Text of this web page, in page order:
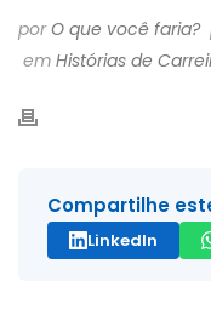
porO que você faria?
em Histórias de
Compartilhe
LinkedIn